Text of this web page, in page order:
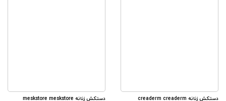
دستکش زنانه creaderm creaderm دستکش زنانه meskstore meskstore